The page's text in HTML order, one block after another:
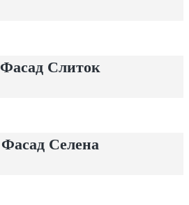
Фасад Слиток
Фасад Селена